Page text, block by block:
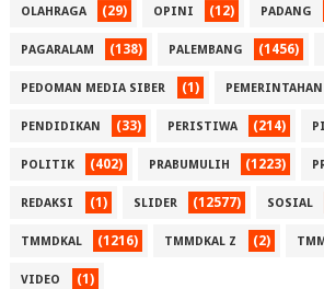
OLAHRAGA (29) OPINI (12) PADANG
PAGARALAM (138) PALEMBANG (1456)
PEDOMAN MEDIA SIBER (1) PEMERINTAHAN
PENDIDIKAN (33) PERISTIWA (214)
POLITIK (402) PRABUMULIH (1223)
REDAKSI (1) SLIDER (12577) SOSIAL
TMMDKAL (1216) TMMDKAL Z (2)
VIDEO (1)